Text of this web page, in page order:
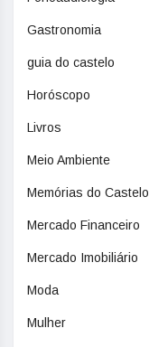
Gastronomia
guia do castelo
Horóscopo
Livros
Meio Ambiente
Memórias do Castelo
Mercado Financeiro
Mercado Imobiliário
Moda
Mulher